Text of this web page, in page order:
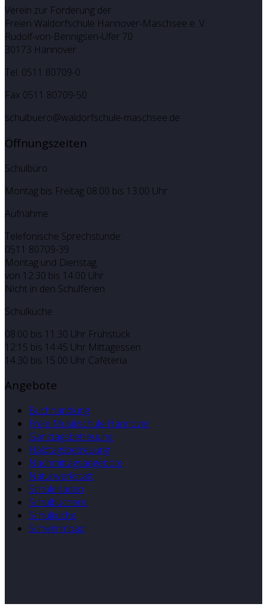
Verein zur Förderung der
Freien Waldorfschule Hannover-Maschsee e. V.
Rudolf-von-Bennigsen-Ufer 70
30173 Hannover
Tel. 0511 80709-0
Fax 0511 80709-50
schulbuero@waldorfschule-maschsee.de
Öffnungszeiten
Schulbüro
Montag bis Freitag 08:00 bis 13:00 Uhr
Aufnahme
Telefonische Sprechstunde:
0511 80709-39
Montag und Dienstag
von 12:30 bis 14:00 Uhr
Nicht in den Schulferien
Schulküche
08:00 bis 11:30 Uhr Frühstück
12:15 bis 14:45 Uhr Mittagessen
14.30 bis 15.00 Uhr Caféteria
Angebote
Buchhandlung
Freie Musikschule Hannover
Ganztagsbetreuung
Halbtagsbetreuung
Nachmittagsangebote
Naturwerkstatt
Schülerladen
Schulbücherei
Schulküche
Schwimmbad